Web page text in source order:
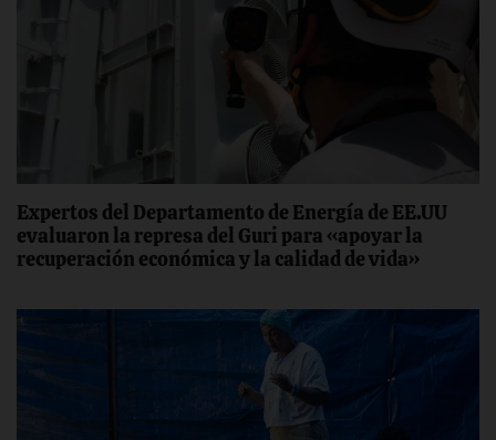
Expertos del Departamento de Energía de EE.UU
evaluaron la represa del Guri para «apoyar la
recuperación económica y la calidad de vida»